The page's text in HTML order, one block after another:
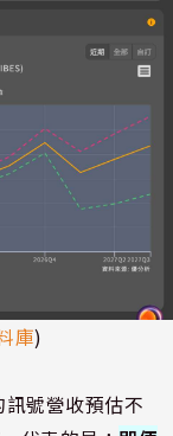
庫)
號營收預估不